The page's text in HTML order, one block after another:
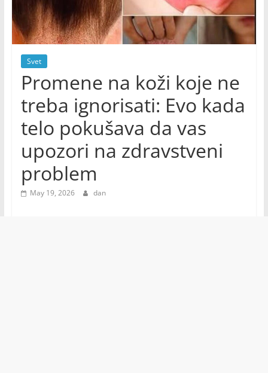
Svet
Promene na koži koje ne
treba ignorisati: Evo kada
telo pokušava da vas
upozori na zdravstveni
problem
May 19, 2026 dan